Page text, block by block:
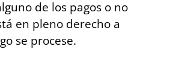
de los pagos o no
en pleno derecho a
se procese.